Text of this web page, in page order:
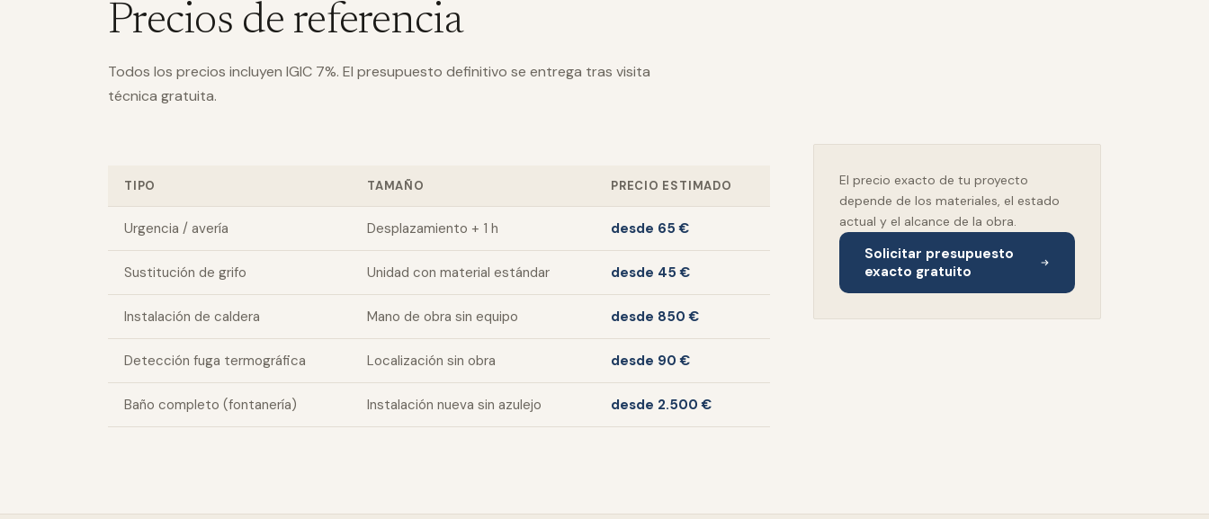
Precios de referencia
Todos los precios incluyen IGIC 7%. El presupuesto definitivo se entrega tras visita
técnica gratuita.
TIPO TAMAÑO PRECIO ESTIMADO
Urgencia / avería Desplazamiento + 1 h desde 65 €
Sustitución de grifo Unidad con material estándar desde 45 €
Instalación de caldera Mano de obra sin equipo desde 850 €
Detección fuga termográfica Localización sin obra desde 90 €
Baño completo (fontanería) Instalación nueva sin azulejo desde 2.500 €
El precio exacto de tu proyecto
depende de los materiales, el estado
actual y el alcance de la obra.
Solicitar presupuesto
exacto gratuito